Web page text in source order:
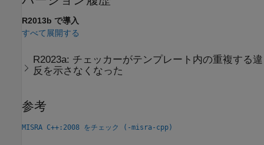
R2013b で導入
すべて展開する
R2023a: チェッカーがテンプレート内の重複する違
反を示さなくなった
参考
MISRA C++:2008 をチェック (-misra-cpp)